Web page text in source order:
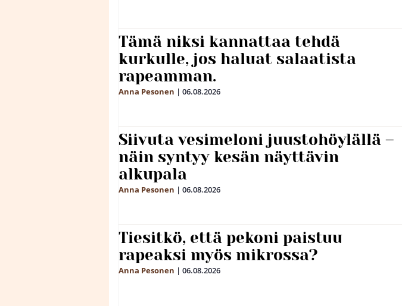
Tämä niksi kannattaa tehdä
kurkulle, jos haluat salaatista
rapeamman.
Anna Pesonen | 06.08.2026
Siivuta vesimeloni juustohöylällä –
näin syntyy kesän näyttävin
alkupala
Anna Pesonen | 06.08.2026
Tiesitkö, että pekoni paistuu
rapeaksi myös mikrossa?
Anna Pesonen | 06.08.2026